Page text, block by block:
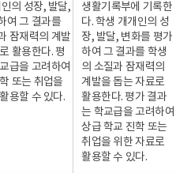
의 성장, 발달,
여 그 결과를
잠재력의 계발
활용한다. 평
급을 고려하여
또는 취업을
용할 수 있다.
생활기록부에 기록한
다. 학생 개개인의 성
장, 발달, 변화를 평가
하여 그 결과를 학생
의 소질과 잠재력의
계발을 돕는 자료로
활용한다. 평가 결과
는 학교급을 고려하여
상급 학교 진학 또는
취업을 위한 자료로
활용할 수 있다.